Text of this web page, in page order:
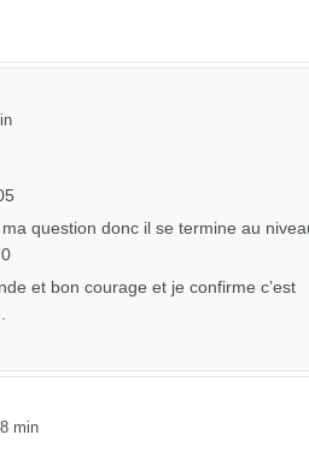
ma question donc il se termine au
et bon courage et je confirme c’est
min